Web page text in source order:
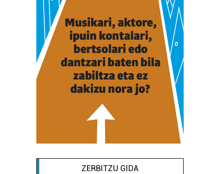
ZERBITZU GIDA